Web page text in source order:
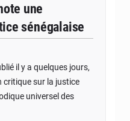
une
sénégalaise
il y a quelques jours,
critique sur la justice
universel des